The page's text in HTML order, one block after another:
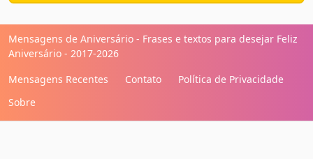
Mensagens de Aniversário - Frases e textos para desejar Feliz
Aniversário - 2017-2026
Mensagens Recentes
Contato
Política de Privacidade
Sobre